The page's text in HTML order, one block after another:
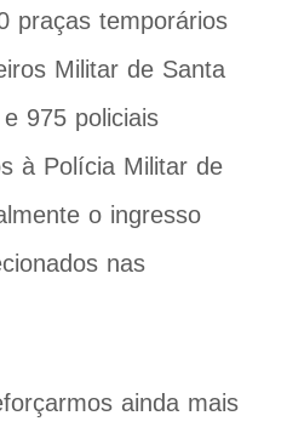
praças temporários
Militar de Santa
975 policiais
à Polícia Militar de
o ingresso
nas
ainda mais